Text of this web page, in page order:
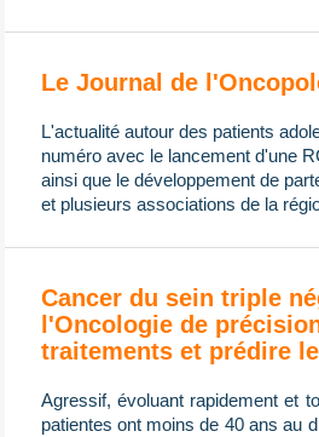
Le Journal de
L'actualité autour des patients
numéro avec le lancement d'une
ainsi que le développement de
et plusieurs associations de la
Cancer du sein triple
l'Oncologie de
traitements et prédire
Agressif, évoluant rapidement et
patientes ont moins de 40 ans au